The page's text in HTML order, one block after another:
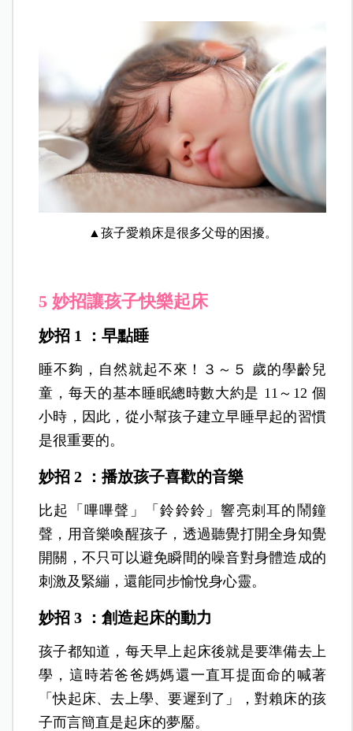
▲孩子愛賴床是很多父母的困擾。
5 妙招讓孩子快樂起床
妙招 1 ：早點睡
睡不夠，自然就起不來！３～５ 歲的學齡兒
童，每天的基本睡眠總時數大約是 11～12 個
小時，因此，從小幫孩子建立早睡早起的習慣
是很重要的。
妙招 2 ：播放孩子喜歡的音樂
比起「嗶嗶聲」「鈴鈴鈴」響亮刺耳的鬧鐘
聲，用音樂喚醒孩子，透過聽覺打開全身知覺
開關，不只可以避免瞬間的噪音對身體造成的
刺激及緊繃，還能同步愉悅身心靈。
妙招 3 ：創造起床的動力
孩子都知道，每天早上起床後就是要準備去上
學，這時若爸爸媽媽還一直耳提面命的喊著
「快起床、去上學、要遲到了」，對賴床的孩
子而言簡直是起床的夢靨。